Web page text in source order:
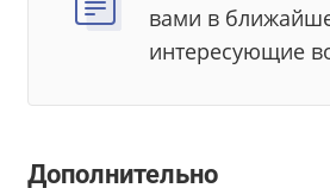
вами в
интересующие
Дополнительно